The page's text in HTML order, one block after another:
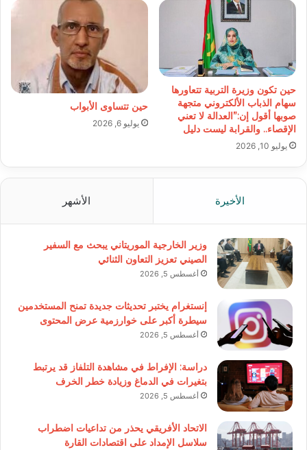
حين تكون وزيرة التربية تتعاورها
سهام الذباب الألكتروني متجهة
صوبها أقول إن:”العدالة لا تعني
الإقصاء.. والقرابة ليست دليل
يوليو 10, 2026
حين تتساوى الأبواب
يوليو 6, 2026
الأخيرة الأشهر
وزير الخارجية الموريتاني يبحث مع السفير
الصيني تعزيز التعاون الثنائي
أغسطس 5, 2026
إنستغرام يختبر تحديثات جديدة تمنح المستخدمين
سيطرة أكبر على خوارزمية عرض المحتوى
أغسطس 5, 2026
دراسة: الإفراط في مشاهدة التلفاز قد يرتبط
بتغيرات في الدماغ وزيادة خطر الخرف
أغسطس 5, 2026
الاتحاد الأفريقي يحذر من تداعيات اضطراب
سلاسل الإمداد على اقتصادات القارة